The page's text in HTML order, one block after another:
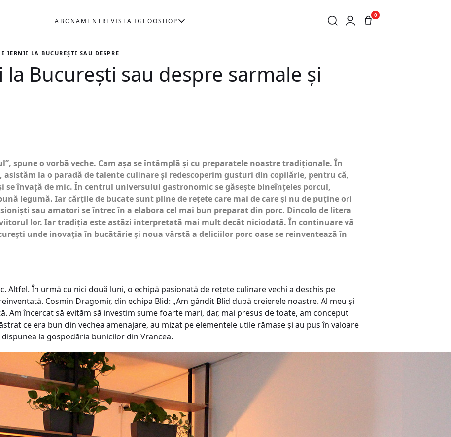
ABONAMENTREVISTA IGLOOSHOP
0
IERNII LA BUCUREȘTI SAU DESPRE SARMALE ȘI ALTE PORC-ĂRII
București sau despre sarmale și
spune o vorbă veche. Cam așa se întâmplă și cu preparatele noastre tradiţionale. În
asistăm la o paradă de talente culinare și redescoperim gusturi din copilărie, pentru că,
învaţă de mic. În centrul universului gastronomic se găsește bineînţeles porcul,
legumă. Iar cărţile de bucate sunt pline de reţete care mai de care și nu de puţine ori
sau amatori se întrec în a elabora cel mai bun preparat din porc. Dincolo de litera
lor. Iar tradiţia este astăzi interpretată mai mult decât niciodată. În continuare vă
unde inovaţia în bucătărie și noua vârstă a deliciilor porc-oase se reinventează în
Altfel. În urmă cu nici două luni, o echipă pasionată de reţete culinare vechi a deschis pe
Cosmin Dragomir, din echipa Blid: „Am gândit Blid după creierele noastre. Al meu și
Am încercat să evităm să investim sume foarte mari, dar, mai presus de toate, am conceput
ce era bun din vechea amenajare, au mizat pe elementele utile rămase și au pus în valoare
la gospodăria bunicilor din Vrancea.